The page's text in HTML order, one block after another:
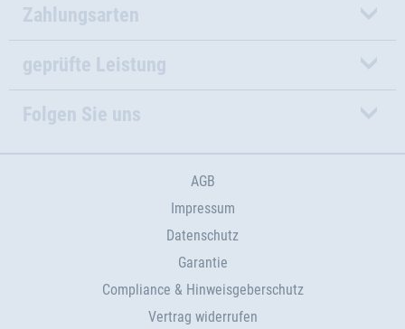
Zahlungsarten
geprüfte Leistung
Folgen Sie uns
AGB
Impressum
Datenschutz
Garantie
Compliance & Hinweisgeberschutz
Vertrag widerrufen